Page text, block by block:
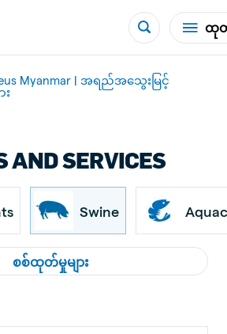
ထုတ်
Myanmar | အရည်အသွေးမြင့်
း
AND SERVICES
Swine
စစ်ထုတ်မှုများ